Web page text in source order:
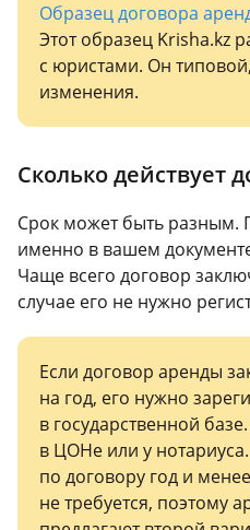
Образец договора
Этот образец Krisha.kz
с юристами. Он
изменения.
Сколько действует
Срок может быть разным.
именно в вашем
Чаще всего договор
случае его не нужно
Если договор аренды
на год, его нужно
в государственной
в ЦОНе или у
по договору год и
не требуется, поэтому